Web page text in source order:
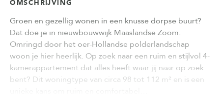
OMSCHRIJVING
Groen en gezellig wonen in een knusse dorpse buurt?
Dat doe je in nieuwbouwwijk Maaslandse Zoom.
Omringd door het oer-Hollandse polderlandschap
woon je hier heerlijk. Op zoek naar een ruim en stijlvol 4-
kamerappartement dat alles heeft waar jij naar op zoek
bent? Dit woningtype van circa 98 tot 112 m² en is een